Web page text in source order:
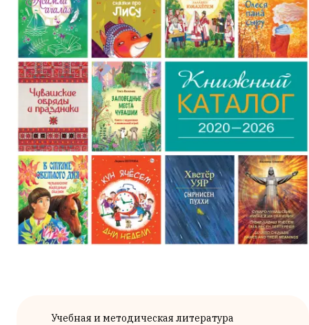
Учебная и методическая литература